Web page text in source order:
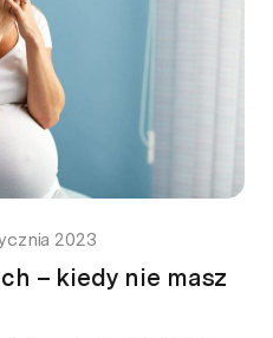
2023
– kiedy nie masz